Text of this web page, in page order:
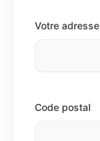
Votre adresse
Code postal